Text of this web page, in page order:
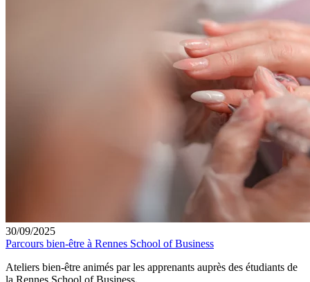
30/09/2025
Parcours bien-être à Rennes School of Business
Ateliers bien-être animés par les apprenants auprès des étudiants de
la Rennes School of Business.